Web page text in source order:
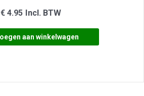
€ 4.95 Incl. BTW
aan winkelwagen